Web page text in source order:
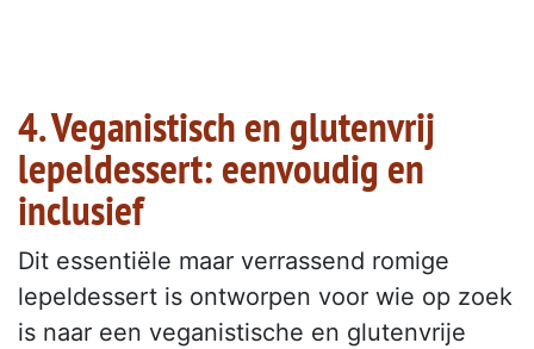
4. Veganistisch en glutenvrij
lepeldessert: eenvoudig en
inclusief
Dit essentiële maar verrassend romige
lepeldessert is ontworpen voor wie op zoek
is naar een veganistische en glutenvrije